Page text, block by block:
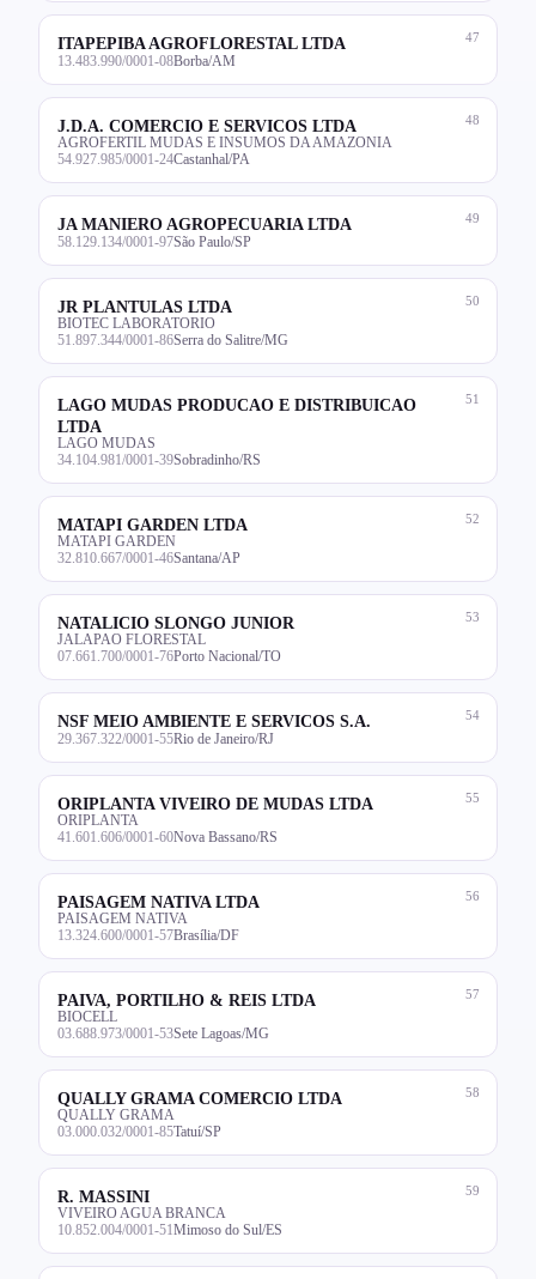
47
ITAPEPIBA AGROFLORESTAL LTDA
13.483.990/0001-08Borba/AM
48
J.D.A. COMERCIO E SERVICOS LTDA
AGROFERTIL MUDAS E INSUMOS DA AMAZONIA
54.927.985/0001-24Castanhal/PA
49
JA MANIERO AGROPECUARIA LTDA
58.129.134/0001-97São Paulo/SP
50
JR PLANTULAS LTDA
BIOTEC LABORATORIO
51.897.344/0001-86Serra do Salitre/MG
51
LAGO MUDAS PRODUCAO E DISTRIBUICAO
LTDA
LAGO MUDAS
34.104.981/0001-39Sobradinho/RS
52
MATAPI GARDEN LTDA
MATAPI GARDEN
32.810.667/0001-46Santana/AP
53
NATALICIO SLONGO JUNIOR
JALAPAO FLORESTAL
07.661.700/0001-76Porto Nacional/TO
54
NSF MEIO AMBIENTE E SERVICOS S.A.
29.367.322/0001-55Rio de Janeiro/RJ
55
ORIPLANTA VIVEIRO DE MUDAS LTDA
ORIPLANTA
41.601.606/0001-60Nova Bassano/RS
56
PAISAGEM NATIVA LTDA
PAISAGEM NATIVA
13.324.600/0001-57Brasília/DF
57
PAIVA, PORTILHO & REIS LTDA
BIOCELL
03.688.973/0001-53Sete Lagoas/MG
58
QUALLY GRAMA COMERCIO LTDA
QUALLY GRAMA
03.000.032/0001-85Tatuí/SP
59
R. MASSINI
VIVEIRO AGUA BRANCA
10.852.004/0001-51 Mimoso do Sul/ES